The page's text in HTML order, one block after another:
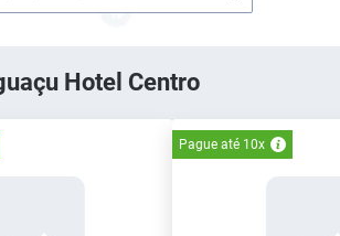
Hotel Centro
Pague até 10x